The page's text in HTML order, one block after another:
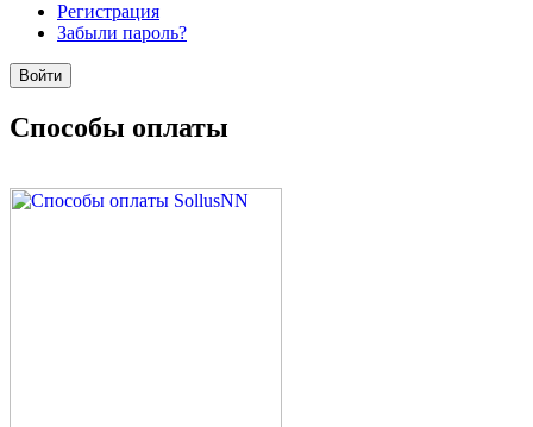
Регистрация
Забыли пароль?
Способы оплаты